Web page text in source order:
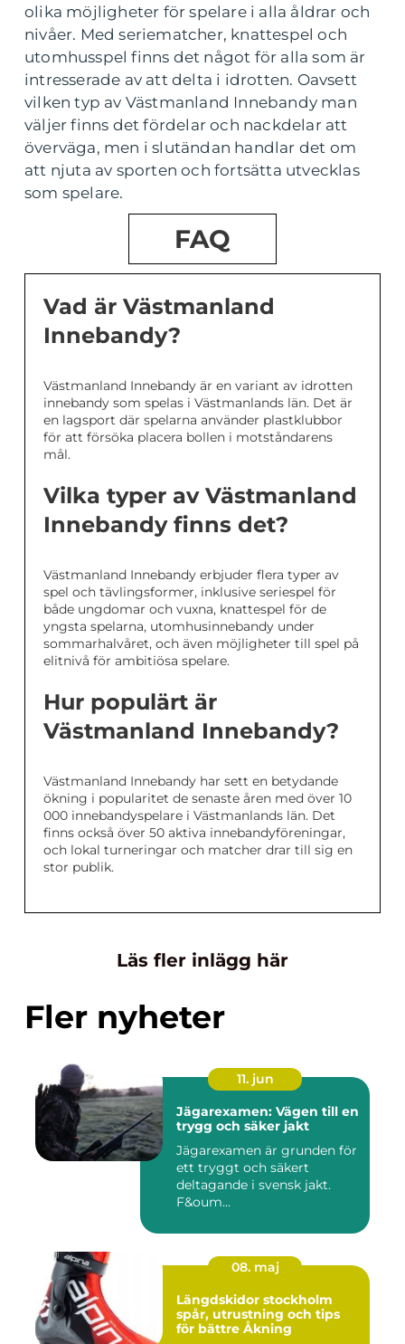
olika möjligheter för spelare i alla åldrar och
nivåer. Med seriematcher, knattespel och
utomhusspel finns det något för alla som är
intresserade av att delta i idrotten. Oavsett
vilken typ av Västmanland Innebandy man
väljer finns det fördelar och nackdelar att
överväga, men i slutändan handlar det om
att njuta av sporten och fortsätta utvecklas
som spelare.
FAQ
Vad är Västmanland
Innebandy?
Västmanland Innebandy är en variant av idrotten
innebandy som spelas i Västmanlands län. Det är
en lagsport där spelarna använder plastklubbor
för att försöka placera bollen i motståndarens
mål.
Vilka typer av Västmanland
Innebandy finns det?
Västmanland Innebandy erbjuder flera typer av
spel och tävlingsformer, inklusive seriespel för
både ungdomar och vuxna, knattespel för de
yngsta spelarna, utomhusinnebandy under
sommarhalvåret, och även möjligheter till spel på
elitnivå för ambitiösa spelare.
Hur populärt är
Västmanland Innebandy?
Västmanland Innebandy har sett en betydande
ökning i popularitet de senaste åren med över 10
000 innebandyspelare i Västmanlands län. Det
finns också över 50 aktiva innebandyföreningar,
och lokal turneringar och matcher drar till sig en
stor publik.
Läs fler inlägg här
Fler nyheter
11. jun
Jägarexamen: Vägen till en
trygg och säker jakt
Jägarexamen är grunden för
ett tryggt och säkert
deltagande i svensk jakt.
F&oum...
08. maj
Längdskidor stockholm
spår, utrustning och tips
för bättre Åkning